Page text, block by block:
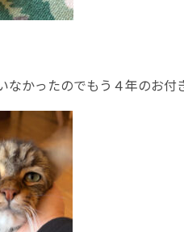
なかったのでもう４年のお付